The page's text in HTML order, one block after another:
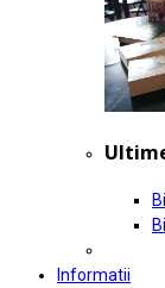
Informatii